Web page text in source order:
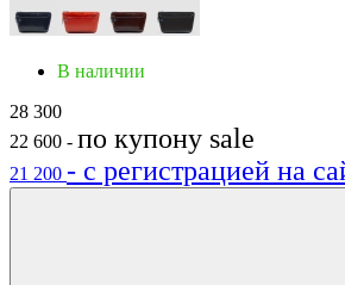
В наличии
28 300
22 600 - по купону sale
21 200 - с регистрацией на